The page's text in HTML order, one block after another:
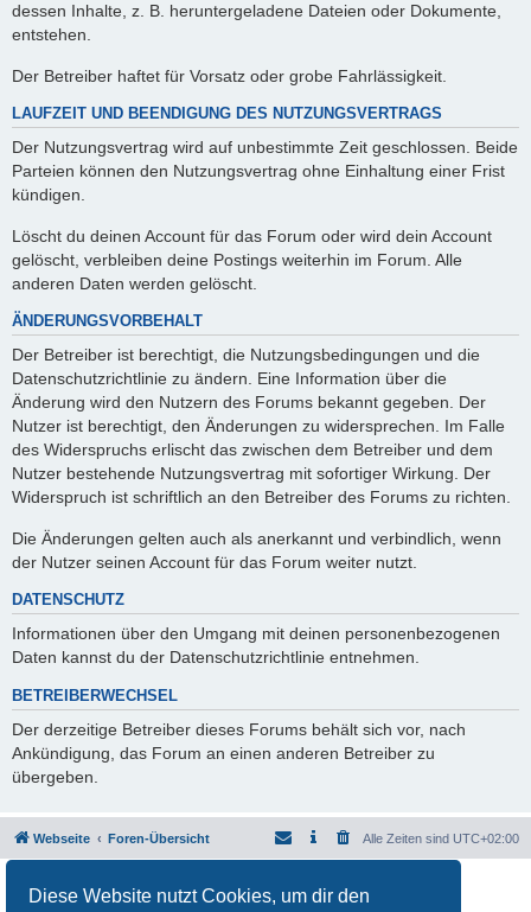
Diese Website nutzt Cookies, um dir den
dessen Inhalte, z. B. heruntergeladene Dateien oder Dokumente,
entstehen.
Der Betreiber haftet für Vorsatz oder grobe Fahrlässigkeit.
LAUFZEIT UND BEENDIGUNG DES NUTZUNGSVERTRAGS
Der Nutzungsvertrag wird auf unbestimmte Zeit geschlossen. Beide
Parteien können den Nutzungsvertrag ohne Einhaltung einer Frist
kündigen.
Löscht du deinen Account für das Forum oder wird dein Account
gelöscht, verbleiben deine Postings weiterhin im Forum. Alle
anderen Daten werden gelöscht.
ÄNDERUNGSVORBEHALT
Der Betreiber ist berechtigt, die Nutzungsbedingungen und die
Datenschutzrichtlinie zu ändern. Eine Information über die
Änderung wird den Nutzern des Forums bekannt gegeben. Der
Nutzer ist berechtigt, den Änderungen zu widersprechen. Im Falle
des Widerspruchs erlischt das zwischen dem Betreiber und dem
Nutzer bestehende Nutzungsvertrag mit sofortiger Wirkung. Der
Widerspruch ist schriftlich an den Betreiber des Forums zu richten.
Die Änderungen gelten auch als anerkannt und verbindlich, wenn
der Nutzer seinen Account für das Forum weiter nutzt.
DATENSCHUTZ
Informationen über den Umgang mit deinen personenbezogenen
Daten kannst du der Datenschutzrichtlinie entnehmen.
BETREIBERWECHSEL
Der derzeitige Betreiber dieses Forums behält sich vor, nach
Ankündigung, das Forum an einen anderen Betreiber zu
übergeben.
Webseite Foren-Übersicht Alle Zeiten sind UTC+02:00
Deutsche Übersetzung durchphpBB.de